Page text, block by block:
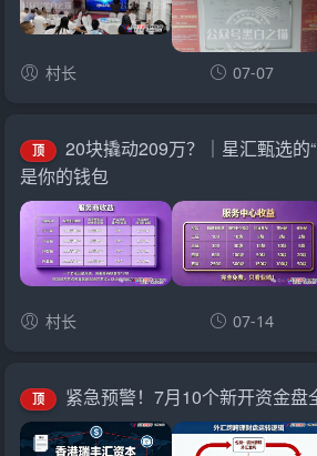
村长 07-07
顶
20块撬动209万？｜星汇甄选的
是你的钱包
村长 07-14
顶 紧急预警！7月10个新开资金盘